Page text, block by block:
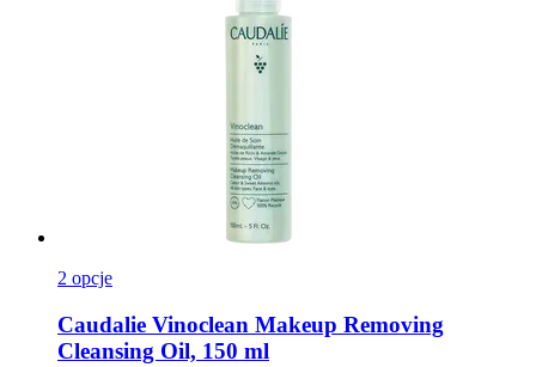
2 opcje
Caudalie Vinoclean Makeup Removing
Cleansing Oil, 150 ml